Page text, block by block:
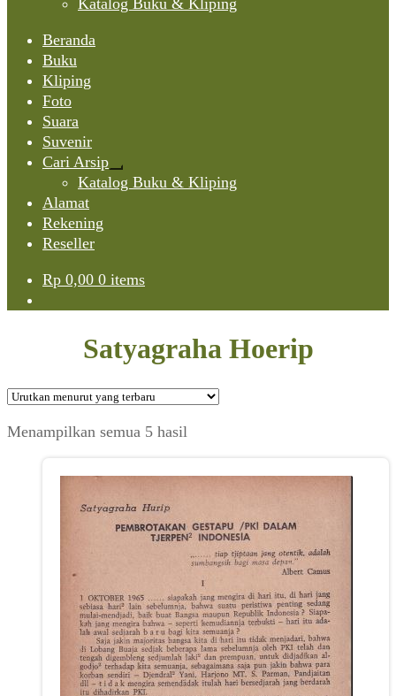
Katalog Buku & Kliping
Beranda
Buku
Kliping
Foto
Suara
Suvenir
Cari Arsip
Expand
child
Katalog Buku & Kliping
Alamat
Rekening
Reseller
Rp 0,00 0 items
Satyagraha Hoerip
Menampilkan semua 5 hasil
yang